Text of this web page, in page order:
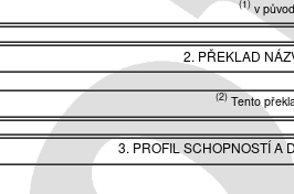
(1)v
2. PŘEKLAD
(2) Tento
3. PROFIL SCHOPNOSTÍ A